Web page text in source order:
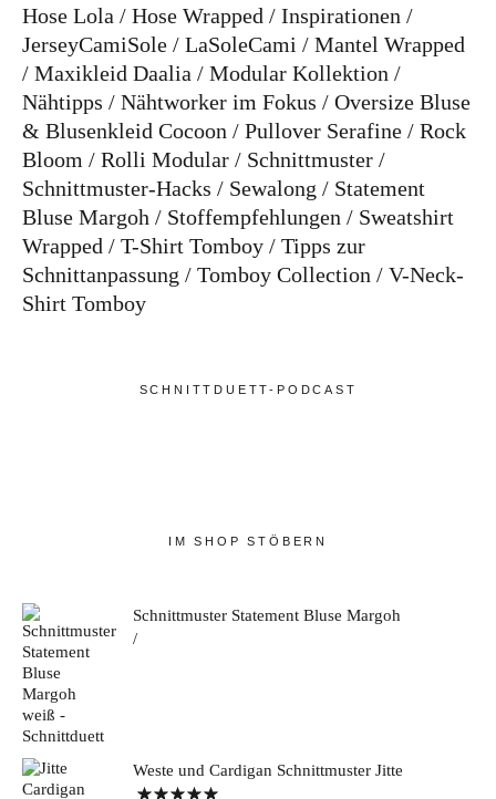
Hose Lola
Hose Wrapped
Inspirationen
JerseyCamiSole
LaSoleCami
Mantel Wrapped
Maxikleid Daalia
Modular Kollektion
Nähtipps
Nähtworker im Fokus
Oversize Bluse
& Blusenkleid Cocoon
Pullover Serafine
Rock
Bloom
Rolli Modular
Schnittmuster
Schnittmuster-Hacks
Sewalong
Statement
Bluse Margoh
Stoffempfehlungen
Sweatshirt
Wrapped
T-Shirt Tomboy
Tipps zur
Schnittanpassung
Tomboy Collection
V-Neck-
Shirt Tomboy
SCHNITTDUETT-PODCAST
IM SHOP STÖBERN
Schnittmuster Statement Bluse Margoh
Weste und Cardigan Schnittmuster Jitte